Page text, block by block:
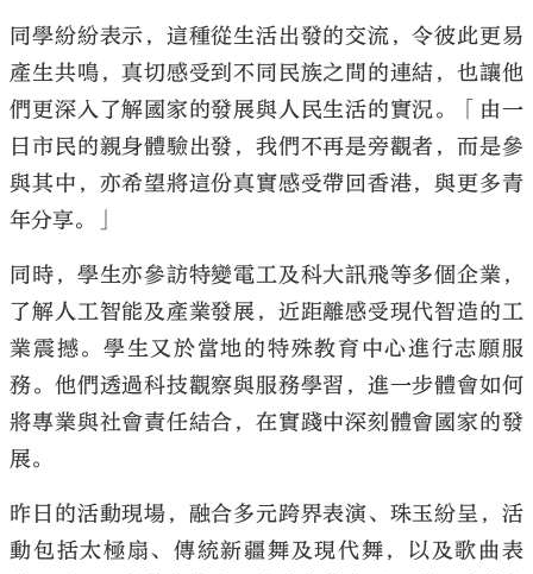
同學紛紛表示，這種從生活出發的交流，令彼此更易
產生共鳴，真切感受到不同民族之間的連結，也讓他
們更深入了解國家的發展與人民生活的實況。「由一
日市民的親身體驗出發，我們不再是旁觀者，而是參
與其中，亦希望將這份真實感受帶回香港，與更多青
年分享。」
同時，學生亦參訪特變電工及科大訊飛等多個企業，
了解人工智能及產業發展，近距離感受現代智造的工
業震撼。學生又於當地的特殊教育中心進行志願服
務。他們透過科技觀察與服務學習，進一步體會如何
將專業與社會責任結合，在實踐中深刻體會國家的發
展。
昨日的活動現場，融合多元跨界表演、珠玉紛呈，活
動包括太極扇、傳統新疆舞及現代舞，以及歌曲表